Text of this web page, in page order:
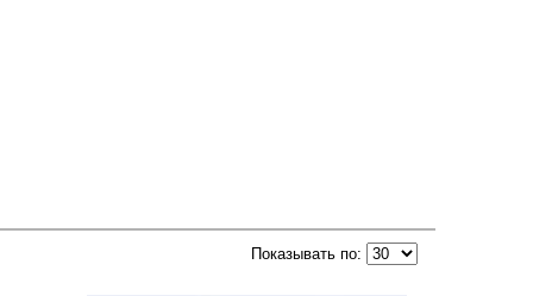
Показывать по: